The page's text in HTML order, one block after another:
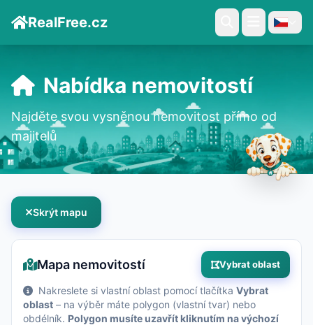
RealFree.cz
Nabídka nemovitostí
Najděte svou vysněnou nemovitost přímo od
majitelů
Skrýt mapu
Mapa nemovitostí Vybrat oblast
Nakreslete si vlastní oblast pomocí tlačítka Vybrat
oblast – na výběr máte polygon (vlastní tvar) nebo
obdélník. Polygon musíte uzavřít kliknutím na výchozí